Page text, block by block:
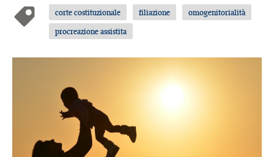
corte costituzionale filiazione
omogenitorialità
procreazione assistita